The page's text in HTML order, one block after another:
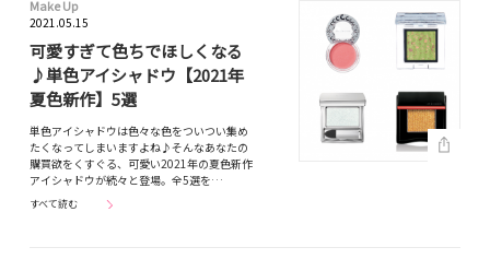
Make Up
2021.05.15
可愛すぎて色ちでほしくなる
♪単色アイシャドウ【2021年
夏色新作】5選
単色アイシャドウは色々な色をついつい集め
たくなってしまいますよね♪そんなあなたの
購買欲をくすぐる、可愛い2021年の夏色新作
アイシャドウが続々と登場。全5選を…
すべて読む